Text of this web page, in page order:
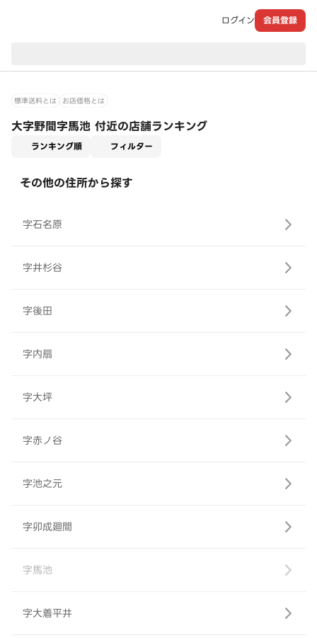
ログイン 会員登録
標準送料とは お店価格とは
大字野間字馬池 付近の店舗ランキング
ランキング順 フィルター
その他の住所から探す
字石名原
字井杉谷
字後田
字内扇
字大坪
字赤ノ谷
字池之元
字卯成廻間
字馬池
字大着平井